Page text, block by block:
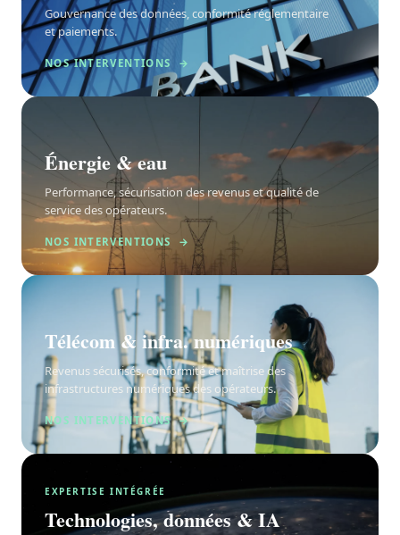
Gouvernance des données, conformité réglementaire
et paiements.
NOS INTERVENTIONS →
Énergie & eau
Performance, sécurisation des revenus et qualité de
service des opérateurs.
NOS INTERVENTIONS →
Télécom & infra. numériques
Revenus sécurisés, conformité et maîtrise des
infrastructures numériques des opérateurs.
NOS INTERVENTIONS →
EXPERTISE INTÉGRÉE
Technologies, données & IA